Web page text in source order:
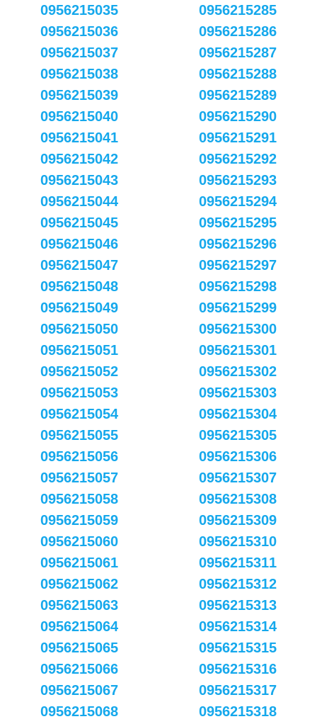
0956215035
0956215036
0956215037
0956215038
0956215039
0956215040
0956215041
0956215042
0956215043
0956215044
0956215045
0956215046
0956215047
0956215048
0956215049
0956215050
0956215051
0956215052
0956215053
0956215054
0956215055
0956215056
0956215057
0956215058
0956215059
0956215060
0956215061
0956215062
0956215063
0956215064
0956215065
0956215066
0956215067
0956215068
0956215285
0956215286
0956215287
0956215288
0956215289
0956215290
0956215291
0956215292
0956215293
0956215294
0956215295
0956215296
0956215297
0956215298
0956215299
0956215300
0956215301
0956215302
0956215303
0956215304
0956215305
0956215306
0956215307
0956215308
0956215309
0956215310
0956215311
0956215312
0956215313
0956215314
0956215315
0956215316
0956215317
0956215318